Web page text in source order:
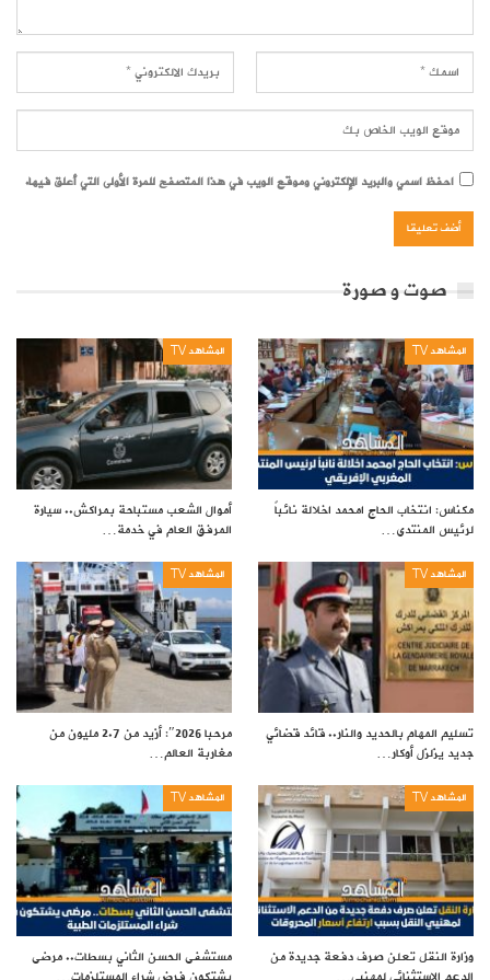
احفظ اسمي والبريد الإلكتروني وموقع الويب في هذا المتصفح للمرة الأولى التي أعلق فيها.
صوت و صورة
المشاهد TV
مكناس: انتخاب الحاج امحمد اخلالة نائباً
لرئيس المنتدى…
المشاهد TV
أموال الشعب مستباحة بمراكش.. سيارة
المرفق العام في خدمة…
المشاهد TV
تسليم المهام بالحديد والنار.. قائد قضائي
جديد يزلزل أوكار…
المشاهد TV
مرحبا 2026″: أزيد من 2.7 مليون من
مغاربة العالم…
المشاهد TV
وزارة النقل تعلن صرف دفعة جديدة من
المشاهد TV
مستشفى الحسن الثاني بسطات.. مرضى